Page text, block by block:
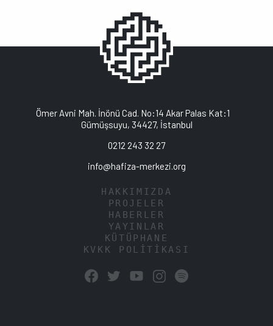
Ömer Avni Mah. İnönü Cad. No:14 Akar Palas Kat:1
Gümüşsuyu, 34427, İstanbul
0212 243 32 27
info@hafiza-merkezi.org
HAKKIMIZDA
PROJELER
HABERLER
YAYINLAR
KÜTÜPHANE
KVKK POLİTİKASI